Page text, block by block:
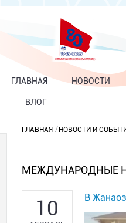
ГЛАВНАЯ НОВОСТИ
ВЛОГ
ГЛАВНАЯ НОВОСТИ И
МЕЖДУНАРОДНЫЕ
10 В